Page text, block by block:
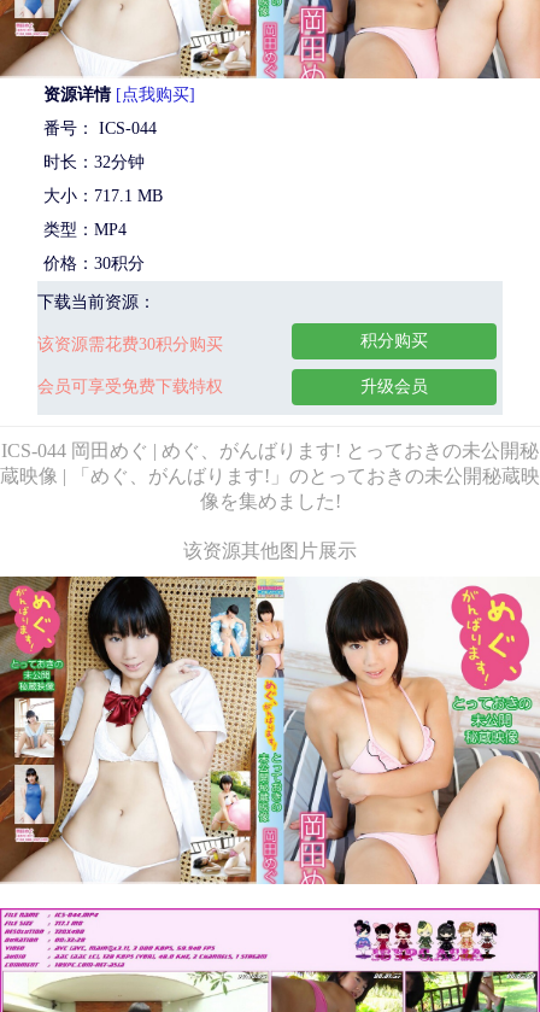
资源详情 [点我购买]
番号： ICS-044
时长：32分钟
大小：717.1 MB
类型：MP4
价格：30积分
下载当前资源：
该资源需花费30积分购买
会员可享受免费下载特权
积分购买
升级会员
ICS-044 岡田めぐ | めぐ、がんばります! とっておきの未公開秘
蔵映像 | 「めぐ、がんばります!」のとっておきの未公開秘蔵映
像を集めました!
该资源其他图片展示